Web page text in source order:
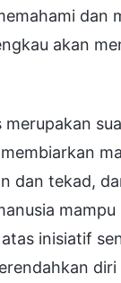
dan
akan
merupakan
dan tekad,
inisiatif